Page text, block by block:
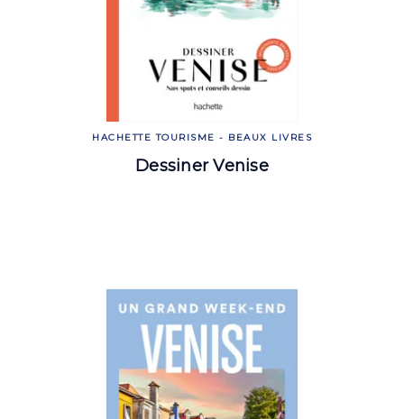
HACHETTE TOURISME - BEAUX LIVRES
Dessiner Venise